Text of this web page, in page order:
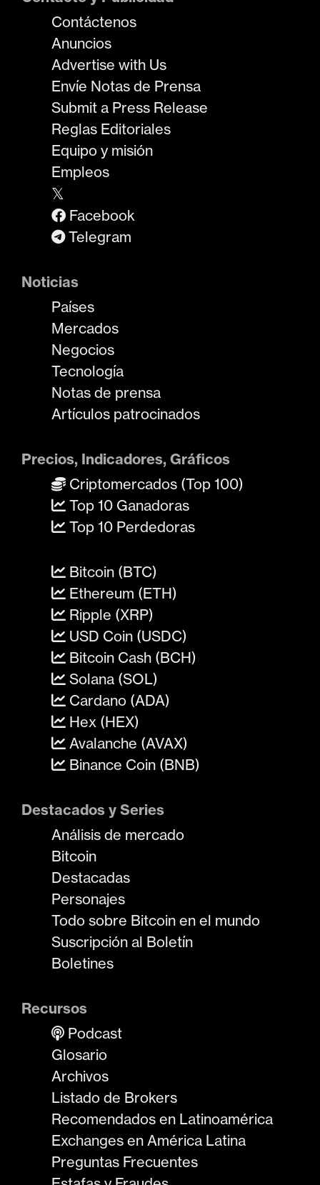
Contáctenos
Anuncios
Advertise with Us
Envíe Notas de Prensa
Submit a Press Release
Reglas Editoriales
Equipo y misión
Empleos
𝕏
Facebook
Telegram
Noticias
Países
Mercados
Negocios
Tecnología
Notas de prensa
Artículos patrocinados
Precios, Indicadores, Gráficos
Criptomercados (Top 100)
Top 10 Ganadoras
Top 10 Perdedoras
Bitcoin (BTC)
Ethereum (ETH)
Ripple (XRP)
USD Coin (USDC)
Bitcoin Cash (BCH)
Solana (SOL)
Cardano (ADA)
Hex (HEX)
Avalanche (AVAX)
Binance Coin (BNB)
Destacados y Series
Análisis de mercado
Bitcoin
Destacadas
Personajes
Todo sobre Bitcoin en el mundo
Suscripción al Boletín
Boletines
Recursos
Podcast
Glosario
Archivos
Listado de Brokers
Recomendados en Latinoamérica
Exchanges en América Latina
Preguntas Frecuentes